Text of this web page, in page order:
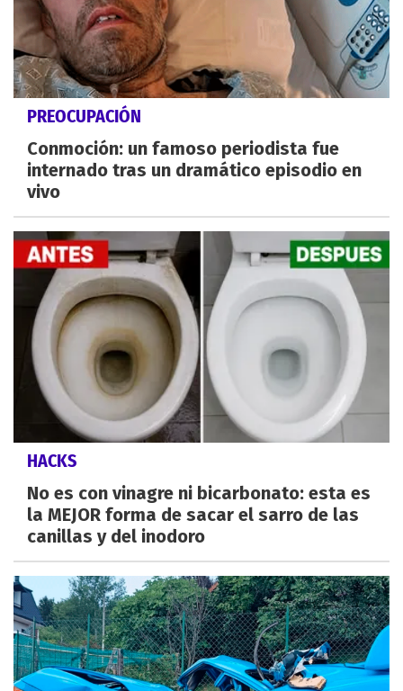
PREOCUPACIÓN
Conmoción: un famoso periodista fue
internado tras un dramático episodio en
vivo
HACKS
No es con vinagre ni bicarbonato: esta es
la MEJOR forma de sacar el sarro de las
canillas y del inodoro